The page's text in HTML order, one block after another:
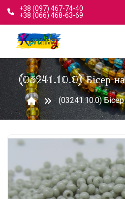
+38 (097) 467-74-40
+38 (066) 468-63-69
(03241.10.0) Бісер
(03241.10.0)